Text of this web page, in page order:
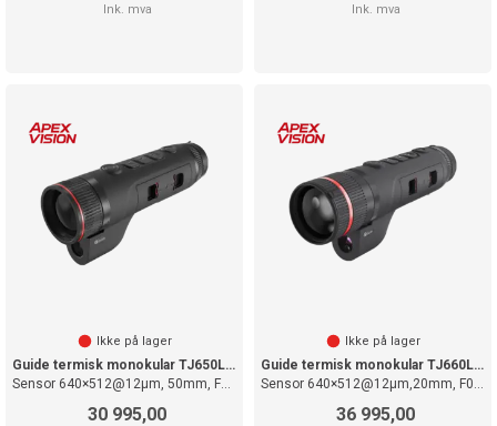
Ink. mva Ink. mva
Ikke på lager
Guide termisk monokular TJ650LS LRF
Sensor 640×512@12µm, 50mm, F1.0
30 995,00
Ikke på lager
Guide termisk monokular TJ660LZS
Sensor 640×512@12µm,20mm, F0.9; 60mm
36 995,00